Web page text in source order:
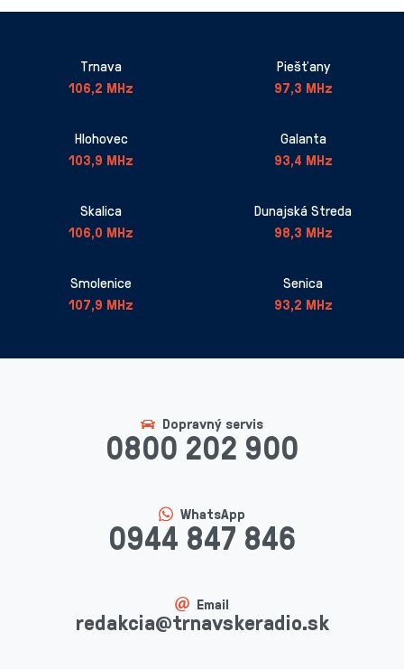
Trnava
106,2 MHz
Piešťany
97,3 MHz
Hlohovec
103,9 MHz
Galanta
93,4 MHz
Skalica
106,0 MHz
Dunajská Streda
98,3 MHz
Smolenice
107,9 MHz
Senica
93,2 MHz
Dopravný servis
0800 202 900
WhatsApp
0944 847 846
Email
redakcia@trnavskeradio.sk